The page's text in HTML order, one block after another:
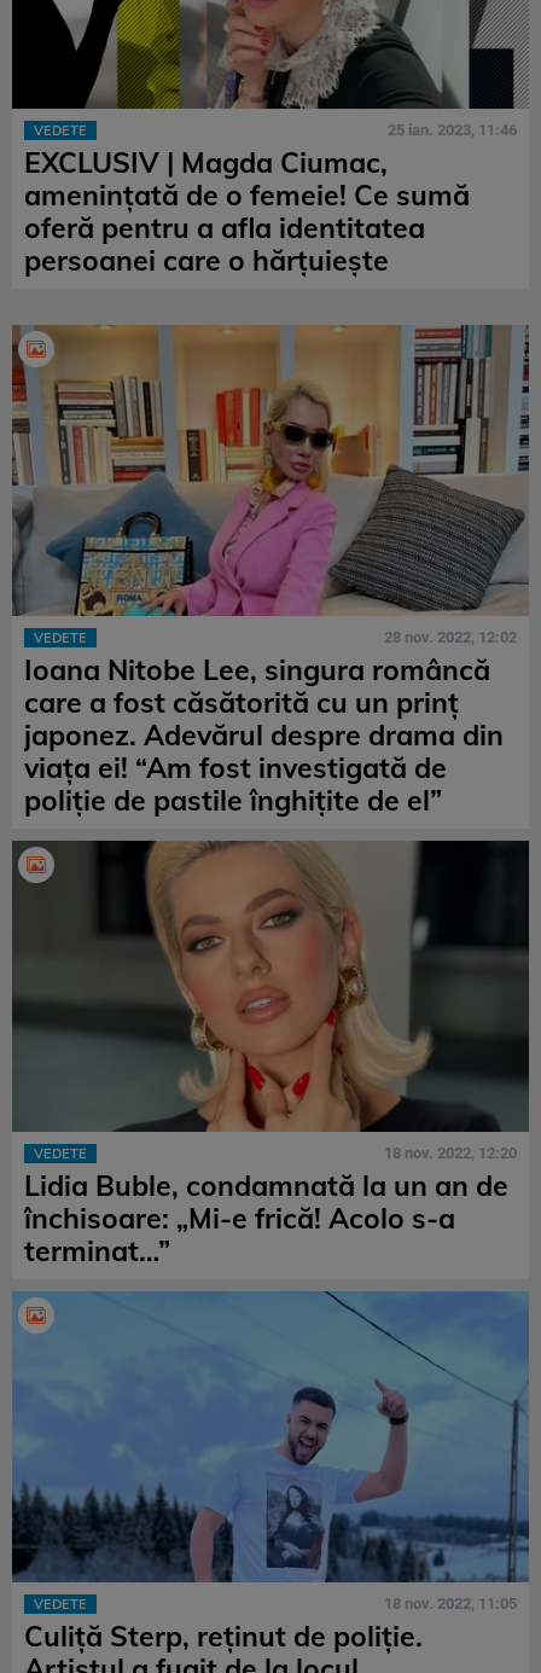
VEDETE 25 ian. 2023, 11:46
EXCLUSIV | Magda Ciumac,
amenințată de o femeie! Ce sumă
oferă pentru a afla identitatea
persoanei care o hărțuiește
VEDETE 28 nov. 2022, 12:02
Ioana Nitobe Lee, singura româncă
care a fost căsătorită cu un prinț
japonez. Adevărul despre drama din
viața ei! “Am fost investigată de
poliție de pastile înghițite de el”
VEDETE 18 nov. 2022, 12:20
Lidia Buble, condamnată la un an de
închisoare: „Mi-e frică! Acolo s-a
terminat…”
VEDETE 18 nov. 2022, 11:05
Culiță Sterp, reținut de poliție.